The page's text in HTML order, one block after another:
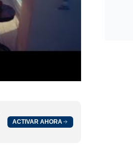
ACTIVAR AHORA